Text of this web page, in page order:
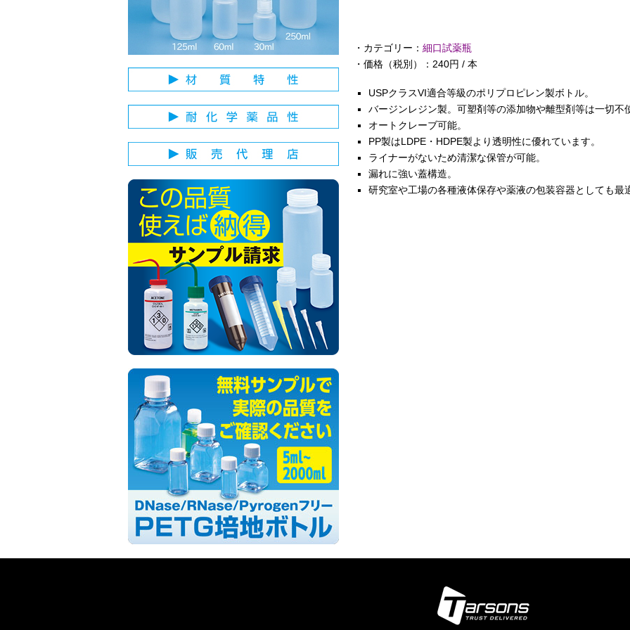
・カテゴリー： 細口試薬瓶
・価格（税別）：240円 / 本
USPクラスVI適合等級のポリプロピレン製ボトル。
バージンレジン製。可塑剤等の添加物や離型剤等は一切不
オートクレーブ可能。
PP製はLDPE・HDPE製より透明性に優れています。
ライナーがないため清潔な保管が可能。
漏れに強い蓋構造。
研究室や工場の各種液体保存や薬液の包装容器としても最